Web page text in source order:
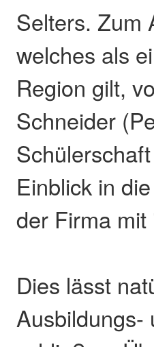
Selters. Zum
welches als
Region gilt,
Schneider
Einblick in
der Firma
Dies lässt
Ausbildungs-